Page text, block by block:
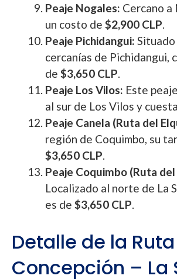
Peaje Nogales: Cercano
un costo de $2,900 CLP
Peaje Pichidangui: Situado
cercanías de Pichidangui,
de $3,650 CLP
Peaje Los Vilos: Este
al sur de Los Vilos y cuesta
Peaje Canela (Ruta del
región de Coquimbo, su
$3,650 CLP
Peaje Coquimbo (Ruta del
Localizado al norte de La
es de $3,650 CLP
Detalle de la Ruta
Concepción – La